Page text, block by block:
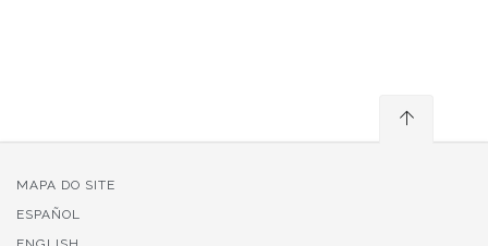
MAPA DO SITE
ESPAÑOL